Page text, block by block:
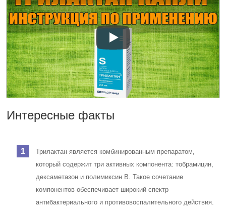
Интересные факты
Трилактан является комбинированным препаратом,
который содержит три активных компонента: тобрамицин,
дексаметазон и полимиксин В. Такое сочетание
компонентов обеспечивает широкий спектр
антибактериального и противовоспалительного действия.